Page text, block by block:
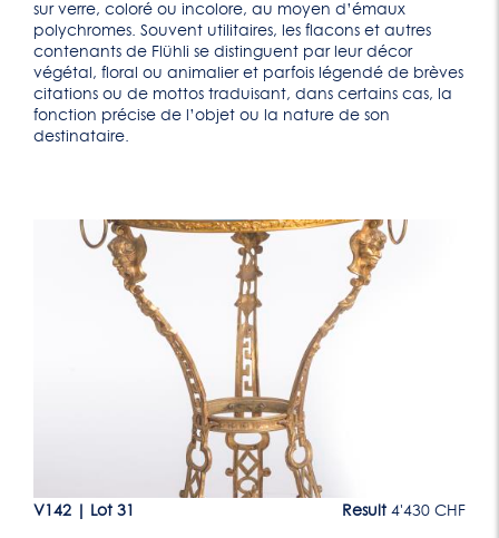
sur verre, coloré ou incolore, au moyen d’émaux
polychromes. Souvent utilitaires, les flacons et autres
contenants de Flühli se distinguent par leur décor
végétal, floral ou animalier et parfois légendé de brèves
citations ou de mottos traduisant, dans certains cas, la
fonction précise de l’objet ou la nature de son
destinataire.
V142 Lot 31 Result 4'430 CHF